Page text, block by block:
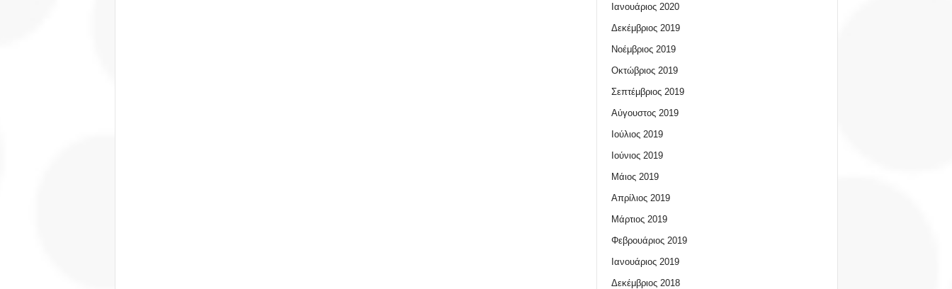
Ιανουάριος 2020
Δεκέμβριος 2019
Νοέμβριος 2019
Οκτώβριος 2019
Σεπτέμβριος 2019
Αύγουστος 2019
Ιούλιος 2019
Ιούνιος 2019
Μάιος 2019
Απρίλιος 2019
Μάρτιος 2019
Φεβρουάριος 2019
Ιανουάριος 2019
Δεκέμβριος 2018